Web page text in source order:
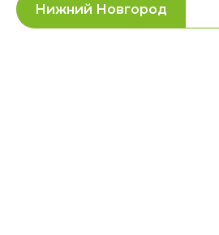
Нижний Новгород